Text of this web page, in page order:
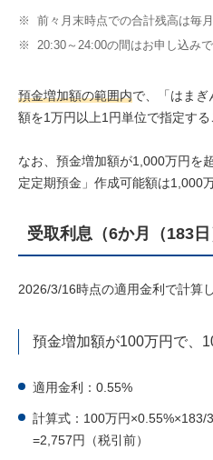
※
前々月末時点での合計残高は毎
※
20:30～24:00の間はお申し込み
預金増加額の範囲内で、「はまぎ
額を1万円以上1円単位で指定する
なお、預金増加額が1,000万円を
定定期預金」作成可能額は1,000
受取利息（6か月（183日
2026/3/16時点の適用金利で計算
預金増加額が100万円で、
適用金利：0.55%
計算式：100万円×0.55%×183/
=2,757円（税引前）